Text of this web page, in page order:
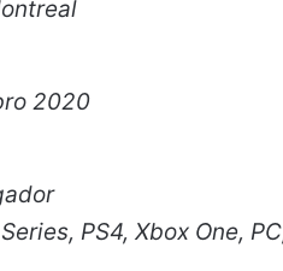
2020
PS4, Xbox One,